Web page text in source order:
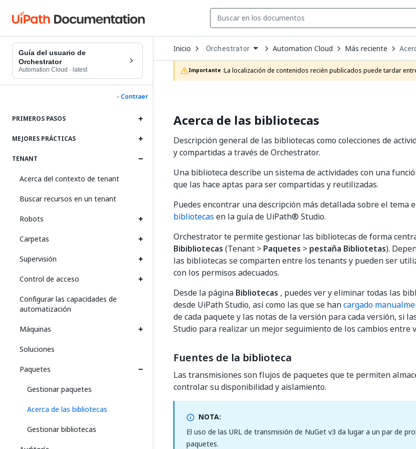
Guía del usuario de
Orchestrator
Automation Cloud · latest
- Contraer
PRIMEROS PASOS
MEJORES PRÁCTICAS
TENANT
Acerca del contexto de tenant
Buscar recursos en un tenant
Robots
Carpetas
Supervisión
Control de acceso
Configurar las capacidades de
automatización
Máquinas
Soluciones
Paquetes
Gestionar paquetes
Acerca de las bibliotecas
Gestionar bibliotecas
Inicio Open
Dropdown
to
choose
product
Orchestrator Automation Cloud Más reciente
Importante :La localización de contenidos recién publicados puede tardar
Acerca de las bibliotecas
Descripción general de las bibliotecas como colecciones de
y compartidas a través de Orchestrator.
Una biblioteca describe un sistema de actividades con una
que las hace aptas para ser compartidas y reutilizadas.
Puedes encontrar una descripción más detallada sobre el tema
bibliotecas en la guía de UiPath® Studio.
Orchestrator te permite gestionar las bibliotecas de forma
Bibibliotecas (Tenant > Paquetes > pestaña Bibliotetas).
las bibliotecas se comparten entre los tenants y pueden ser
con los permisos adecuados.
Desde la página Bibliotecas , puedes ver y eliminar todas las
desde UiPath Studio, así como las que se hancargado
de cada paquete y las notas de la versión para cada versión, si
Studio para realizar un mejor seguimiento de los cambios entre
Fuentes de la biblioteca
Las transmisiones son flujos de paquetes que te permiten
controlar su disponibilidad y aislamiento.
NOTA:
El uso de las URL de transmisión de NuGet v3 da lugar a un par de
paquetes.